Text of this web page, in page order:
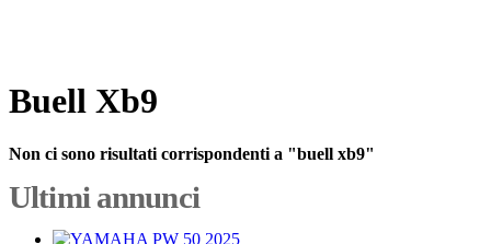
Buell Xb9
Non ci sono risultati corrispondenti a "buell xb9"
Ultimi annunci